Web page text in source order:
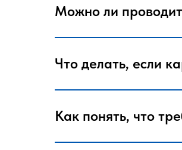
Можно ли
Что делать, если
Как понять, что